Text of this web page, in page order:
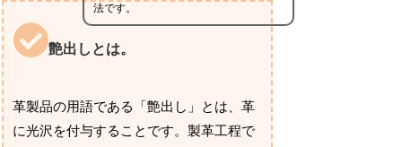
法です。
艶出しとは。
革製品の用語である「艶出し」とは、革
に光沢を付与することです。製革工程で